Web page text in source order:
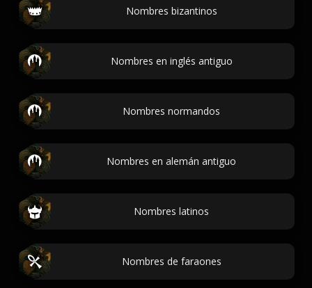
Nombres bizantinos
Nombres en inglés antiguo
Nombres normandos
Nombres en alemán antiguo
Nombres latinos
Nombres de faraones